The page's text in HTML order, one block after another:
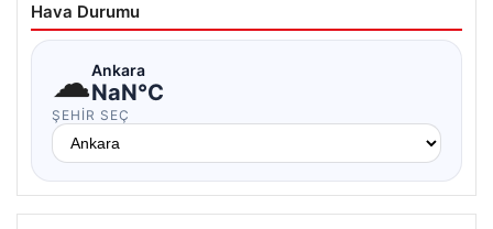
Hava Durumu
☁Ankara
NaN°C
ŞEHIR SEÇ